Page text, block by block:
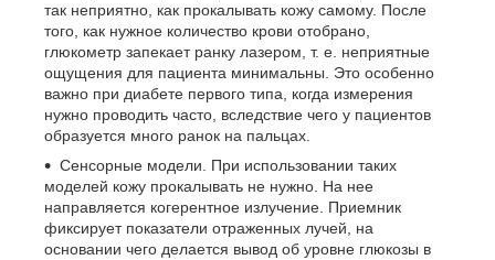
так неприятно, как прокалывать кожу самому. После
того, как нужное количество крови отобрано,
глюкометр запекает ранку лазером, т. е. неприятные
ощущения для пациента минимальны. Это особенно
важно при диабете первого типа, когда измерения
нужно проводить часто, вследствие чего у пациентов
образуется много ранок на пальцах.
Сенсорные модели. При использовании таких
моделей кожу прокалывать не нужно. На нее
направляется когерентное излучение. Приемник
фиксирует показатели отраженных лучей, на
основании чего делается вывод об уровне глюкозы в